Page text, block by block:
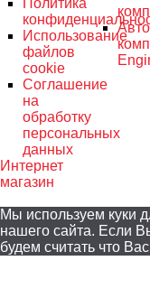
Политика
Использование
файлов
cookie
Соглашение
на
обработку
персональных
данных
Интернет
магазин
Мы используем куки
нашего сайта. Если
будем считать что